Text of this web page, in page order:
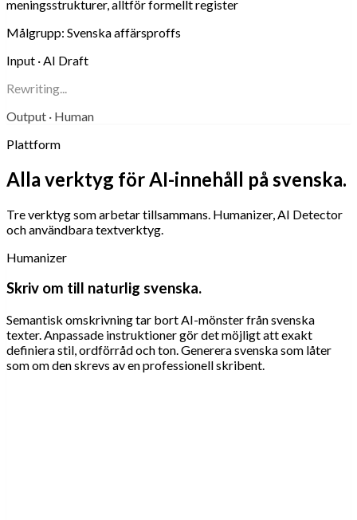
meningsstrukturer, alltför formellt register
Målgrupp: Svenska affärsproffs
Input · AI Draft
Rewriting...
Output · Human
Plattform
Alla verktyg för AI-innehåll på svenska.
Tre verktyg som arbetar tillsammans. Humanizer, AI Detector
och användbara textverktyg.
Humanizer
Skriv om till naturlig svenska.
Semantisk omskrivning tar bort AI-mönster från svenska
texter. Anpassade instruktioner gör det möjligt att exakt
definiera stil, ordförråd och ton. Generera svenska som låter
som om den skrevs av en professionell skribent.